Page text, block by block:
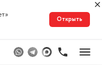
Открыть